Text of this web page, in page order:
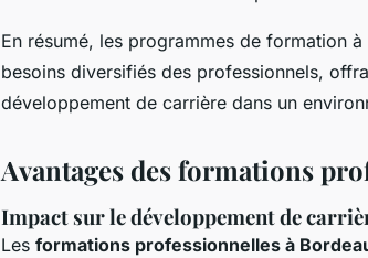
En résumé, les programmes de formation
besoins diversifiés des professionnels,
développement de carrière dans un
Avantages des formations
Impact sur le développement de
Les formations professionnelles à